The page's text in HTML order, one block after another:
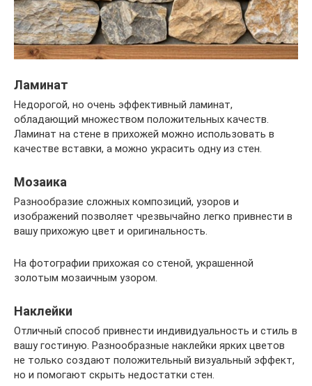
Ламинат
Недорогой, но очень эффективный ламинат,
обладающий множеством положительных качеств.
Ламинат на стене в прихожей можно использовать в
качестве вставки, а можно украсить одну из стен.
Мозаика
Разнообразие сложных композиций, узоров и
изображений позволяет чрезвычайно легко привнести в
вашу прихожую цвет и оригинальность.
На фотографии прихожая со стеной, украшенной
золотым мозаичным узором.
Наклейки
Отличный способ привнести индивидуальность и стиль в
вашу гостиную. Разнообразные наклейки ярких цветов
не только создают положительный визуальный эффект,
но и помогают скрыть недостатки стен.